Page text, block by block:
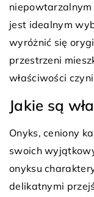
niepowtarzalnym
jest idealnym
wyróżnić się
przestrzeni
właściwości
Jakie są
Onyks, ceniony
swoich
onyksu
delikatnymi